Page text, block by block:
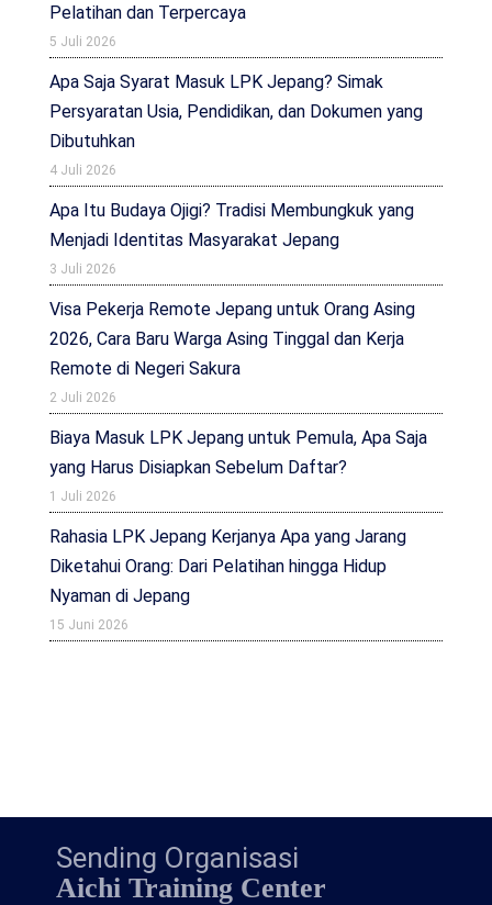
Pelatihan dan Terpercaya
5 Juli 2026
Apa Saja Syarat Masuk LPK Jepang? Simak
Persyaratan Usia, Pendidikan, dan Dokumen yang
Dibutuhkan
4 Juli 2026
Apa Itu Budaya Ojigi? Tradisi Membungkuk yang
Menjadi Identitas Masyarakat Jepang
3 Juli 2026
Visa Pekerja Remote Jepang untuk Orang Asing
2026, Cara Baru Warga Asing Tinggal dan Kerja
Remote di Negeri Sakura
2 Juli 2026
Biaya Masuk LPK Jepang untuk Pemula, Apa Saja
yang Harus Disiapkan Sebelum Daftar?
1 Juli 2026
Rahasia LPK Jepang Kerjanya Apa yang Jarang
Diketahui Orang: Dari Pelatihan hingga Hidup
Nyaman di Jepang
15 Juni 2026
Sending Organisasi
Aichi Training Center